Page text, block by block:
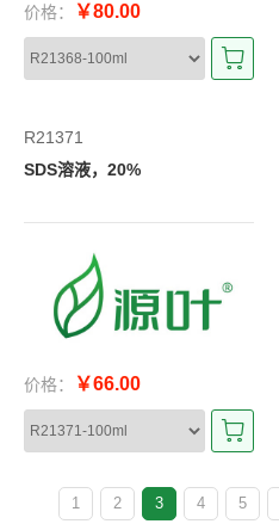
价格： ￥80.00
R21371
SDS溶液，20%
价格： ￥66.00
1 2 3 4 5